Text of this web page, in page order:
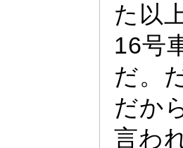
た以
16号
だ。
だか
言わ